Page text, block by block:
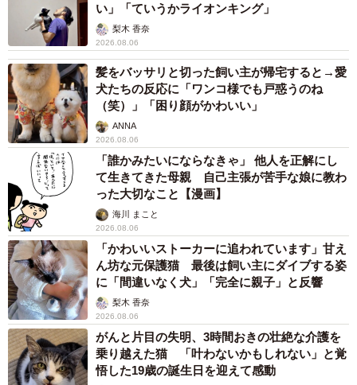
い」「ていうかライオンキング」
梨木 香奈
2026.08.06
髪をバッサリと切った飼い主が帰宅すると→愛
犬たちの反応に「ワンコ様でも戸惑うのね
（笑）」「困り顔がかわいい」
ANNA
2026.08.06
「誰かみたいにならなきゃ」 他人を正解にし
て生きてきた母親 自己主張が苦手な娘に教わ
った大切なこと【漫画】
海川 まこと
2026.08.06
「かわいいストーカーに追われています」甘え
ん坊な元保護猫 最後は飼い主にダイブする姿
に「間違いなく犬」「完全に親子」と反響
梨木 香奈
2026.08.06
がんと片目の失明、3時間おきの壮絶な介護を
乗り越えた猫 「叶わないかもしれない」と覚
悟した19歳の誕生日を迎えて感動